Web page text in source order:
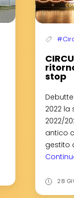
stop
2022 la
2022/
antico
gestito
28